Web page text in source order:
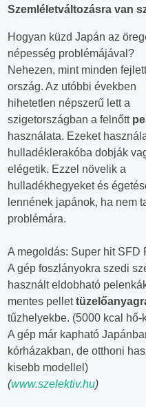
Szemléletváltozásra van
Hogyan küzd Japán az
népesség problémájával?
Nehezen, mint minden fejlett
ország. Az utóbbi években
hihetetlen népszerű lett a
szigetországban a felnőtt
használata. Ezeket
hulladéklerakóba dobják
elégetik. Ezzel növelik a
hulladékhegyeket és
lennének japánok, ha nem
problémára.
A megoldás: Super hit SFD
A gép foszlányokra szedi
használt eldobható
mentes pellet
tűzhelyekbe. (5000 kcal hő-
A gép már kapható
kórházakban, de otthoni
kisebb modellel)
(www.szelektiv.hu)